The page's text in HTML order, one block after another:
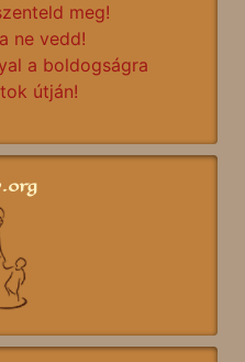
meg!
ne vedd!
a boldogságra
útján!